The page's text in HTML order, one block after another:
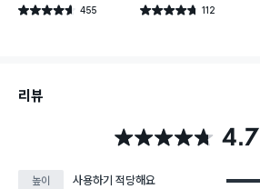
별점 4.6점 455
건 작성 별점 4.7점 112
건 작성
리뷰
별점 4.7점 4.7
높이 사용하기 적당해요